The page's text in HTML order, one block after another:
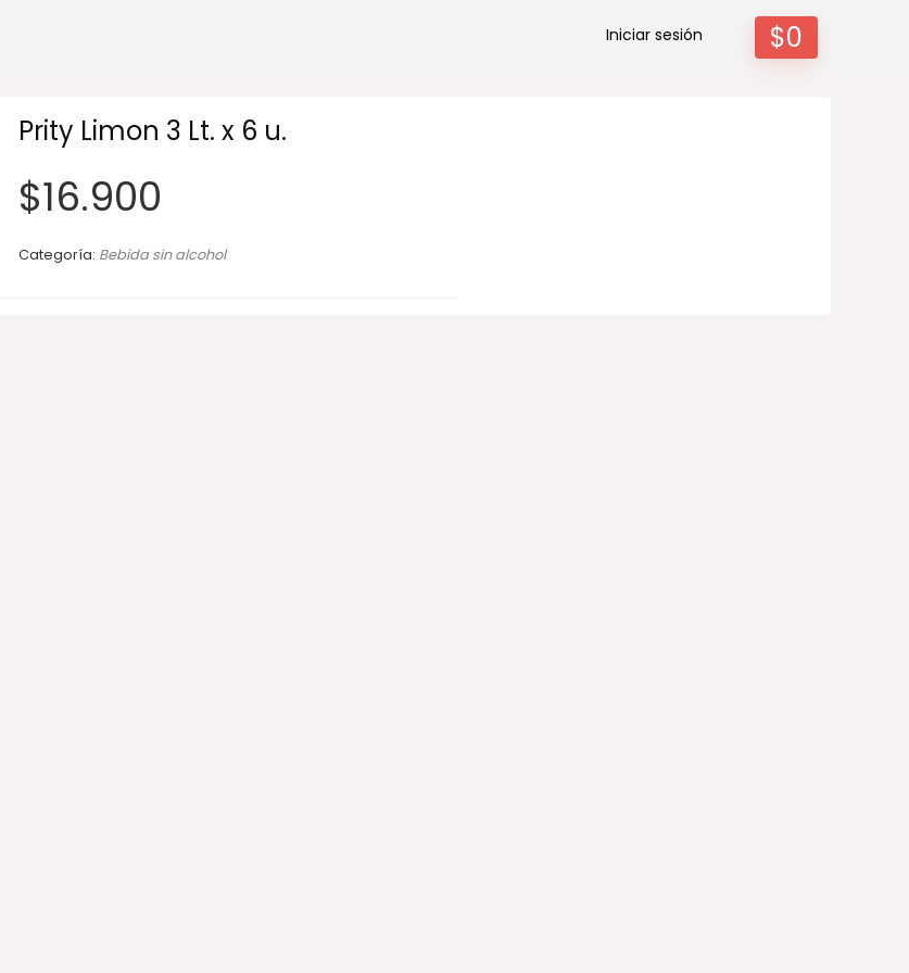
Iniciar sesión $0
Prity Limon 3 Lt. x 6 u.
$16.900
Categoría: Bebida sin alcohol